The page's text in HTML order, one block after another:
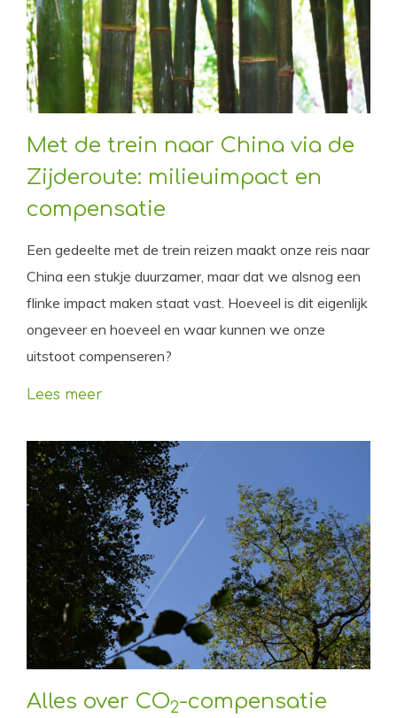
Met de trein naar China via de
Zijderoute: milieuimpact en
compensatie
Een gedeelte met de trein reizen maakt onze reis naar
China een stukje duurzamer, maar dat we alsnog een
flinke impact maken staat vast. Hoeveel is dit eigenlijk
ongeveer en hoeveel en waar kunnen we onze
uitstoot compenseren?
Lees meer
Alles over CO2-compensatie